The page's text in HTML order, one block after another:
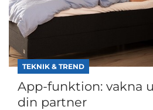
TEKNIK & TREND
App-funktion: vakna
din partner